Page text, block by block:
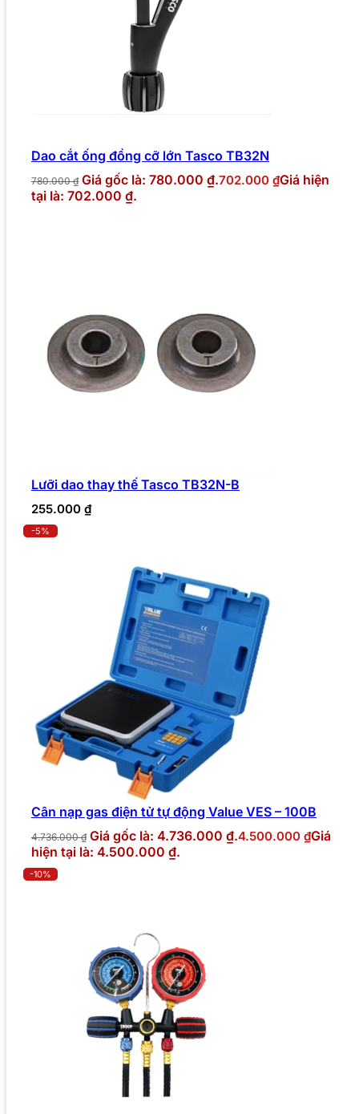
Dao cắt ống đồng cỡ lớn Tasco TB32N
780.000₫ Giá gốc là: 780.000 ₫.702.000 ₫Giá hiện
tại là: 702.000 ₫.
Lưỡi dao thay thế Tasco TB32N-B
255.000 ₫
-5%
Cân nạp gas điện tử tự động Value VES – 100B
4.736.000₫ Giá gốc là: 4.736.000 ₫.4.500.000 ₫Giá
hiện tại là: 4.500.000 ₫.
-10%